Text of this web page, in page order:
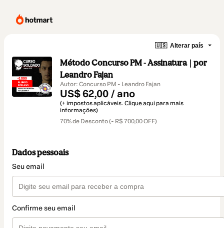
🇺🇸 Alterar país
Método Concurso PM - Assinatura | por
Leandro Fajan
Autor: Concurso PM - Leandro Fajan
US$ 62,00 / ano
(+ impostos aplicáveis. Clique aqui para mais
informações)
70% de Desconto (- R$ 700,00 OFF)
Dados pessoais
Seu email
Confirme seu email